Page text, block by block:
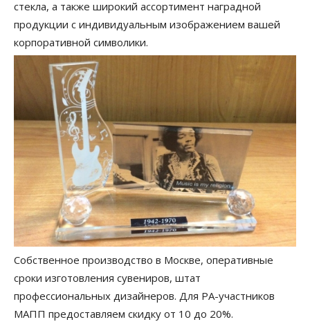
стекла, а также широкий ассортимент наградной
продукции с индивидуальным изображением вашей
корпоративной символики.
Собственное производство в Москве, оперативные
сроки изготовления сувениров, штат
профессиональных дизайнеров. Для РА-участников
МАПП предоставляем скидку от 10 до 20%.